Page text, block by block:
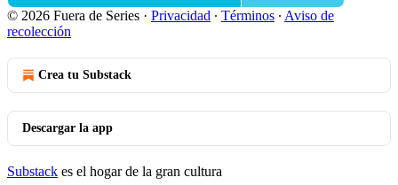
© 2026 Fuera de Series · Privacidad ∙ Términos ∙ Aviso de
recolección
Crea tu Substack
Descargar la app
Substack es el hogar de la gran cultura